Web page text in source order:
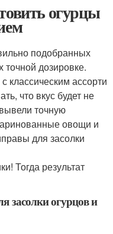
огурцы
подобранных
точной дозировке.
классическим ассорти
что вкус будет не
точную
овощи и
для засолки
Тогда результат
засолки огурцов и